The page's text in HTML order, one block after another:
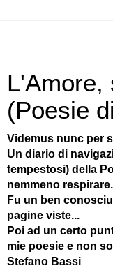
L'Amore,
(Poesie
Videmus nunc per
Un diario di
tempestosi) della
nemmeno respirare.
Fu un ben
pagine viste...
Poi ad un certo
mie poesie e non
Stefano Bassi